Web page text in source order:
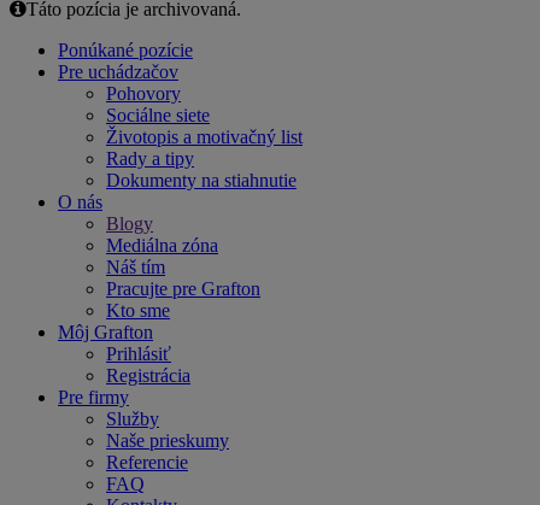
Táto pozícia je archivovaná.
Ponúkané pozície
Pre uchádzačov
Pohovory
Sociálne siete
Životopis a motivačný list
Rady a tipy
Dokumenty na stiahnutie
O nás
Blogy
Mediálna zóna
Náš tím
Pracujte pre Grafton
Kto sme
Môj Grafton
Prihlásiť
Registrácia
Pre firmy
Služby
Naše prieskumy
Referencie
FAQ